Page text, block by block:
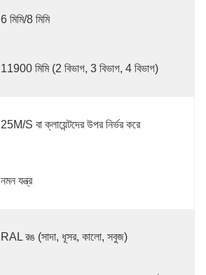
6 মিমি/8 মিমি
11900 মিমি (2 বিভাগ, 3 বিভাগ, 4 বিভাগ)
25M/S বা ক্লায়েন্টদের উপর নির্ভর করে
নমন যন্ত্র
RAL রঙ (সাদা, ধূসর, কালো, সবুজ)